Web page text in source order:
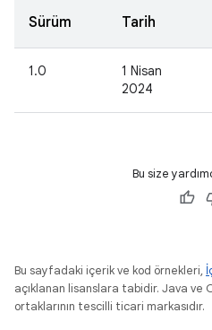
Sürüm Tarih
1.0
1 Nisan
2024
Bu size
Bu sayfadaki içerik ve kod örnekleri,
açıklanan lisanslara tabidir. Java ve
ortaklarının tescilli ticari markasıdır.